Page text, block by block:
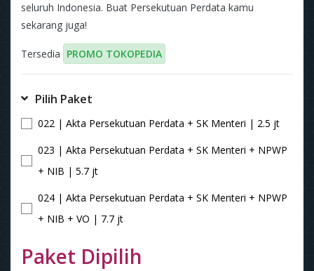
seluruh Indonesia. Buat Persekutuan Perdata kamu
sekarang juga!
Tersedia PROMO TOKOPEDIA
Pilih Paket
022 | Akta Persekutuan Perdata + SK Menteri | 2.5 jt
023 | Akta Persekutuan Perdata + SK Menteri + NPWP
+ NIB | 5.7 jt
024 | Akta Persekutuan Perdata + SK Menteri + NPWP
+ NIB + VO | 7.7 jt
Paket Dipilih